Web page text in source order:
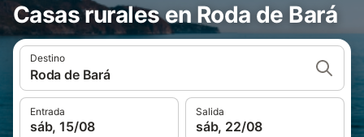
Casas rurales en Roda de Bará
Destino
Roda de Bará
Entrada
sáb, 15/08
Salida
sáb, 22/08